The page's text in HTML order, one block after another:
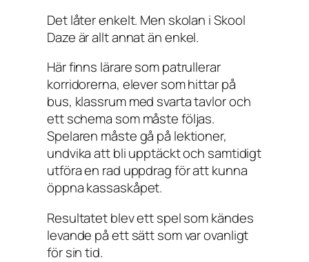
Det låter enkelt. Men skolan iSkool
Dazeär allt annat än enkel.
Här finns lärare som patrullerar
korridorerna, elever som hittar på
bus, klassrum med svarta tavlor och
ett schema som måste följas.
Spelaren måste gå på lektioner,
undvika att bli upptäckt och samtidigt
utföra en rad uppdrag för att kunna
öppna kassaskåpet.
Resultatet blev ett spel som kändes
levande på ett sätt som var ovanligt
för sin tid.